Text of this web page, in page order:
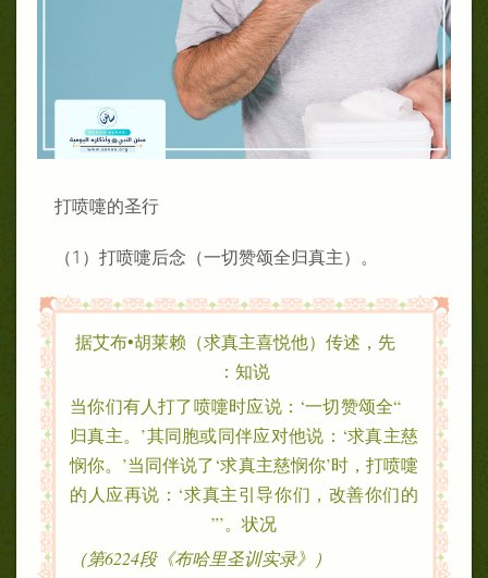
打喷嚏的圣行
（1）打喷嚏后念（一切赞颂全归真主）。
据艾布•胡莱赖（求真主喜悦他）传述，先
知说：
“当你们有人打了喷嚏时应说：‘一切赞颂全
归真主。’其同胞或同伴应对他说：‘求真主慈
悯你。’当同伴说了‘求真主慈悯你’时，打喷嚏
的人应再说：‘求真主引导你们，改善你们的
状况。’”
（《布哈里圣训实录》第6224段）